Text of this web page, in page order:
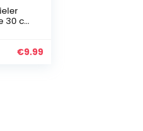
30 cm
€9.99